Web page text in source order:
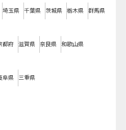
埼玉県 千葉県 茨城県 栃木県 群馬県
都府 滋賀県 奈良県 和歌山県
阜県 三重県